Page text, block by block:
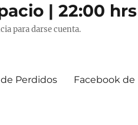
| 22:00
para darse cuenta.
Perdidos Facebook de